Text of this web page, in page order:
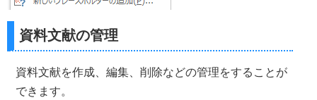
資料文献の管理
資料文献を作成、編集、削除などの管理をすることが
できます。